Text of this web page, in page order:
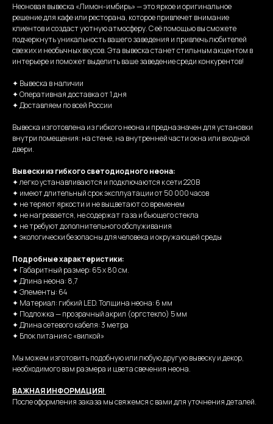
Неоновая вывеска «Лимон-имбирь» — это яркое и оригинальное
решение для кафе или ресторана, которое привлечет внимание
клиентов и создаст уютную атмосферу. С её помощью вы сможете
подчеркнуть уникальность вашего заведения и привлечь любителей
свежих и необычных вкусов. Эта вывеска станет стильным акцентом в
интерьере и поможет выделить ваше заведение среди конкурентов!
✦ Вывеска в наличии
✦ Оперативная доставка от 1 дня
✦ Доставляем по всей России
Вывеска изготовлена из гибкого неона и предназначен для установки
внутри помещения: на стене, на внутренней части окна или входной
двери.
Вывески из гибкого светодиодного неона:
✦ легко устанавливаются и подключаются к сети 220В
✦ имеют длительный срок эксплуатации от 50 000 часов
✦ не теряют яркости и не выцветают со временем
✦ не нагревается, не содержат газа и бьющего стекла
✦ не требуют дополнительного обслуживания
✦ экологически безопасны для человека и окружающей среды
Подробные характеристики:
✦ Габаритный размер: 65 х 80 см.
✦ Длина неона: 8,7
✦ Элементы: 64
✦ Материал: гибкий LED. Толщина неона: 6 мм
✦ Подложка — прозрачный акрил (оргстекло) 5 мм
✦ Длина сетевого кабеля: 3 метра
✦ Блок питания с «вилкой»
Мы можем изготовить подобную или любую другую вывеску и декор,
необходимого вам размера и цвета свечения неона.
ВАЖНАЯ ИНФОРМАЦИЯ!
После оформления заказа мы свяжемся с вами для уточнения деталей.